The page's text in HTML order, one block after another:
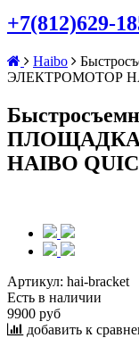
+7(812)629-
Haibo
ЭЛЕКТРОМОТОР
HAIBO
Артикул: hai-bracket
Есть в наличии
9900 руб
добавить к